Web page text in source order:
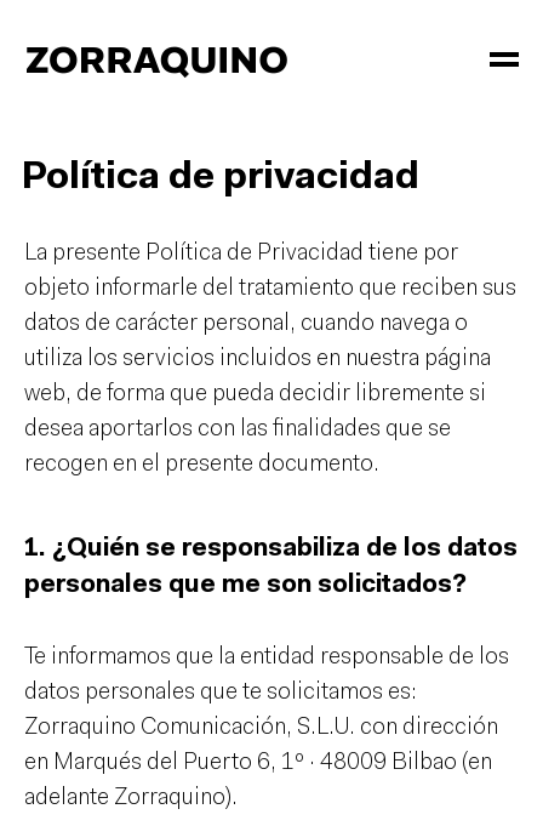
Política de privacidad
La presente Política de Privacidad tiene por
objeto informarle del tratamiento que reciben sus
datos de carácter personal, cuando navega o
utiliza los servicios incluidos en nuestra página
web, de forma que pueda decidir libremente si
desea aportarlos con las finalidades que se
recogen en el presente documento.
1. ¿Quién se responsabiliza de los datos
personales que me son solicitados?
Te informamos que la entidad responsable de los
datos personales que te solicitamos es:
Zorraquino Comunicación, S.L.U. con dirección
en Marqués del Puerto 6, 1º · 48009 Bilbao (en
adelante Zorraquino).